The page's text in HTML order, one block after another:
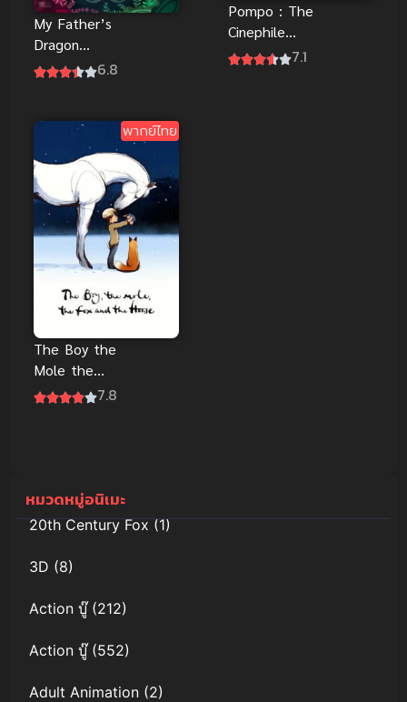
My Father’s
Dragon
(2022) มังกร
ไลน์
6.8
Pompo : The
Cinephile
ปอมโปะ แก๊ง
7.1
พากย์ไทย
The Boy the
Mole the
Fox and the
7.8
หมวดหมู่อนิเมะ
20th Century Fox(1)
3D (8)
Action บู๊(212)
Action บู๊(552)
Adult Animation (2)